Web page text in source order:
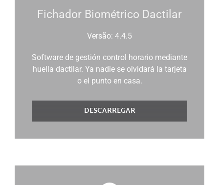
Fichador Biométrico Dactilar
Versão: 4.4.5
Software de gestión control horario mediante
huella dactilar. Ya nadie se olvidará la tarjeta
o el punto en casa.
DESCARREGAR